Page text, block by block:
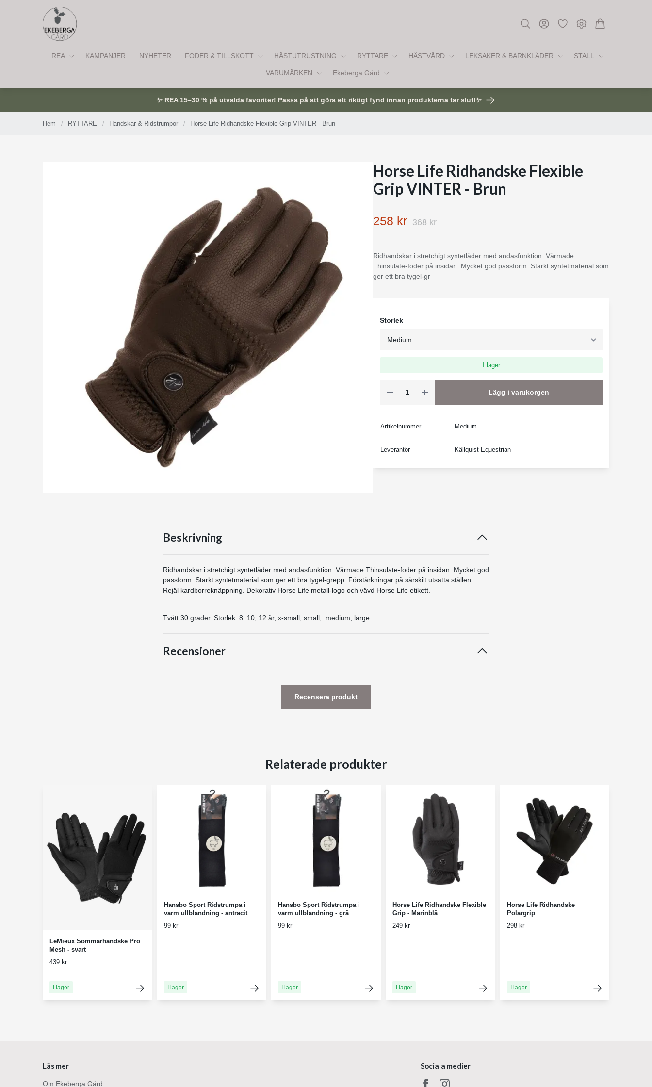
REA KAMPANJER NYHETER FODER & TILLSKOTT HÄSTUTRUSTNING RYTTARE HÄSTVÅRD LEKSAKER & BARNKLÄDER STALL
VARUMÄRKEN Ekeberga Gård
✨ REA 15–30 % på utvalda favoriter! Passa på att göra ett riktigt fynd innan produkterna tar slut!✨
Hem / RYTTARE / Handskar & Ridstrumpor / Horse Life Ridhandske Flexible Grip VINTER - Brun
Horse Life Ridhandske Flexible
Grip VINTER - Brun
258 kr 368 kr
Ridhandskar i stretchigt syntetläder med andasfunktion. Värmade
Thinsulate-foder på insidan. Mycket god passform. Starkt syntetmaterial som
ger ett bra tygel-gr
Storlek
I lager
Lägg i varukorgen
Artikelnummer Medium
Leverantör Källquist Equestrian
Beskrivning
Ridhandskar i stretchigt syntetläder med andasfunktion. Värmade Thinsulate-foder på insidan. Mycket god
passform. Starkt syntetmaterial som ger ett bra tygel-grepp. Förstärkningar på särskilt utsatta ställen.
Rejäl kardborreknäppning. Dekorativ Horse Life metall-logo och vävd Horse Life etikett.
Tvätt 30 grader. Storlek: 8, 10, 12 år, x-small, small, medium, large
Recensioner
Recensera produkt
Relaterade produkter
LeMieux Sommarhandske Pro
Mesh - svart
439 kr
I lager
Hansbo Sport Ridstrumpa i
varm ullblandning - antracit
99 kr
I lager
Hansbo Sport Ridstrumpa i
varm ullblandning - grå
99 kr
I lager
Horse Life Ridhandske Flexible
Grip - Marinblå
249 kr
I lager
Horse Life Ridhandske
Polargrip
298 kr
I lager
Läs mer
Om Ekeberga Gård
Sociala medier